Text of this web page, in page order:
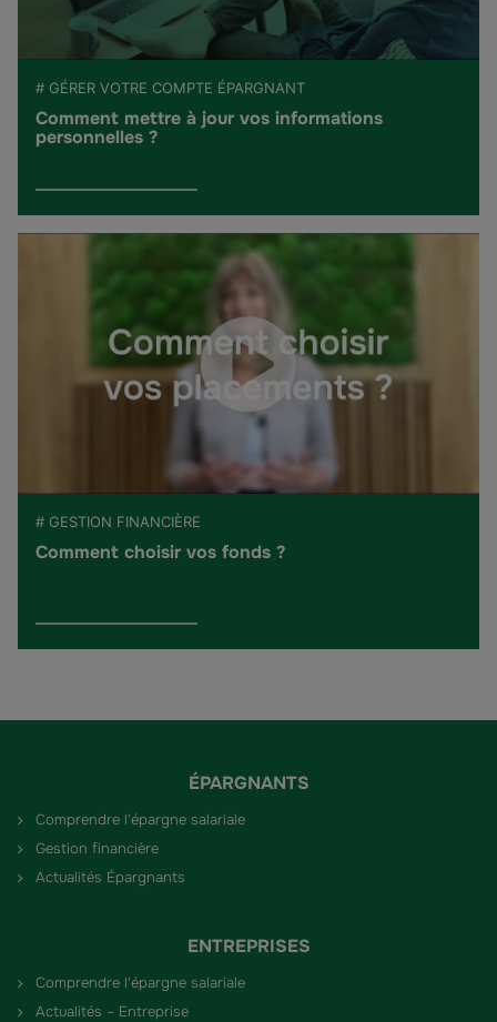
# GÉRER VOTRE COMPTE ÉPARGNANT
Comment mettre à jour vos informations
personnelles ?
# GESTION FINANCIÈRE
Comment choisir vos fonds ?
ÉPARGNANTS
Comprendre l'épargne salariale
Gestion financière
Actualités Épargnants
ENTREPRISES
Comprendre l'épargne salariale
Actualités – Entreprise